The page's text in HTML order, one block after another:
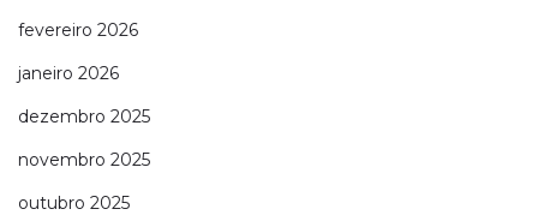
fevereiro 2026
janeiro 2026
dezembro 2025
novembro 2025
outubro 2025